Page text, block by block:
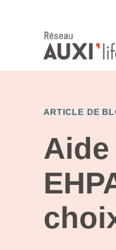
ARTICLE DE